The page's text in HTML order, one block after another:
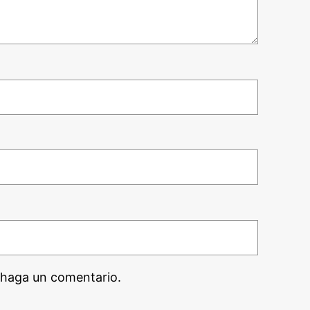
un comentario.